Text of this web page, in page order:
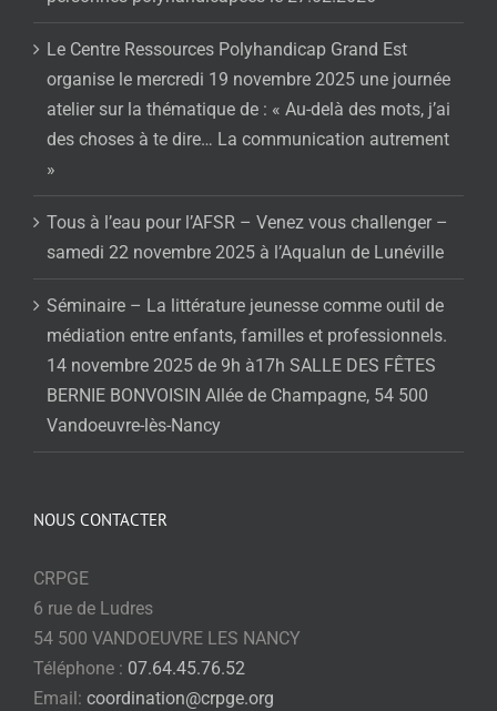
Le Centre Ressources Polyhandicap Grand Est
organise le mercredi 19 novembre 2025 une journée
atelier sur la thématique de : « Au-delà des mots, j’ai
des choses à te dire… La communication autrement
»
Tous à l’eau pour l’AFSR – Venez vous challenger –
samedi 22 novembre 2025 à l’Aqualun de Lunéville
Séminaire – La littérature jeunesse comme outil de
médiation entre enfants, familles et professionnels.
14 novembre 2025 de 9h à17h SALLE DES FÊTES
BERNIE BONVOISIN Allée de Champagne, 54 500
Vandoeuvre-lès-Nancy
NOUS CONTACTER
CRPGE
6 rue de Ludres
54 500 VANDOEUVRE LES NANCY
Téléphone : 07.64.45.76.52
Email: coordination@crpge.org